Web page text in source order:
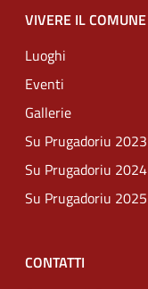
VIVERE IL COMUNE
Luoghi
Eventi
Gallerie
Su Prugadoriu 2023
Su Prugadoriu 2024
Su Prugadoriu 2025
CONTATTI